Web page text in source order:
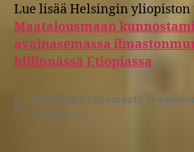
Lue lisää Helsingin yliopiston
Maatalousmaan
avainasemassa
hillinnässä Etiopiassa
Avainsanat
hiilihävikit hiilivarasto
ruokaturva